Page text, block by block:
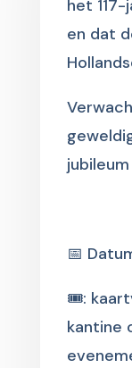
het
en dat
📅
🎟️:
kantine